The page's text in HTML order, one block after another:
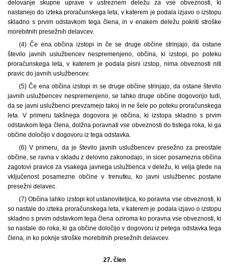
delovanje skupne uprave v ustreznem deležu za vse obveznosti, ki
nastanejo do izteka proračunskega leta, v katerem je podala izjavo o izstopu
skladno s prvim odstavkom tega člena, in v enakem deležu pokriti stroške
morebitnih presežnih delavcev.
(4) Če ena občina izstopi in če se druge občine strinjajo, da ostane
število javnih uslužbencev nespremenjeno, občina, ki izstopi, po poteku
proračunskega leta, v katerem je podala pisni izstop, nima obveznosti niti
pravic do javnih uslužbencev.
(5) Če ena občina izstopi in se druge občine strinjajo, da ostane število
javnih uslužbencev nespremenjeno, se lahko druge občine dogovorijo tudi,
da se javni uslužbenci prevzamejo takoj in ne šele po poteku proračunskega
leta. V primeru takšnega dogovora je občina, ki izstopa skladno s prvim
odstavkom tega člena, dolžna poravnati vse obveznosti do tistega roka, ki ga
občine določijo v dogovoru iz tega odstavka.
(6) V primeru, da je število javnih uslužbencev presežno za preostale
občine, se ravna v skladu z delovno zakonodajo, in sicer posamezna občina
zagotovi pravice za vsakega javnega uslužbenca v deležu, ki velja glede na
vključenost posamezne občine v trenutku, ko javni uslužbenec postane
presežni delavec.
(7) Občina lahko izstopi kot ustanoviteljica, ko poravna vse obveznosti, ki
so nastale do izteka proračunskega leta, v katerem je podala izjavo o izstopu
skladno s prvim odstavkom tega člena oziroma ko poravna vse obveznosti, ki
so nastale do roka, ki ga občine določijo v dogovoru iz petega odstavka tega
člena, in ko pokrije stroške morebitnih presežnih delavcev.
27. člen